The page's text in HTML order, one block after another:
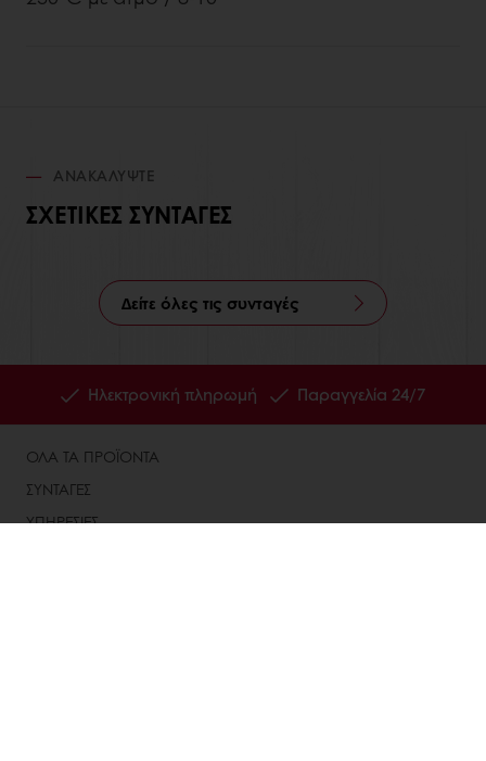
ΑΝΑΚΑΛΎΨΤΕ
ΣΧΕΤΙΚΈΣ ΣΥΝΤΑΓΈΣ
Δείτε όλες τις συνταγές
Ηλεκτρονική πληρωμή Παραγγελία 24/7
ΟΛΑ ΤΑ ΠΡΟΪΟΝΤΑ
ΣΥΝΤΑΓΕΣ
ΥΠΗΡΕΣΙΕΣ